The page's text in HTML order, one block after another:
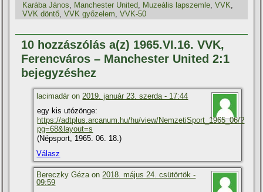
Karába János, Manchester United, Muzeális lapszemle,VVK,
VVK döntő,VVK győzelem,VVK-50
10 hozzászólás a(z) 1965.VI.16. VVK,
Ferencváros – Manchester United 2:1
bejegyzéshez
lacimadár on2019. január 23. szerda - 17:44
egy kis utózönge:
https://adtplus.arcanum.hu/hu/view/NemzetiSport_1965_06/?
pg=68&layout=s
(Népsport, 1965. 06. 18.)
Válasz
Bereczky Géza on2018. május 24. csütörtök -
09:59